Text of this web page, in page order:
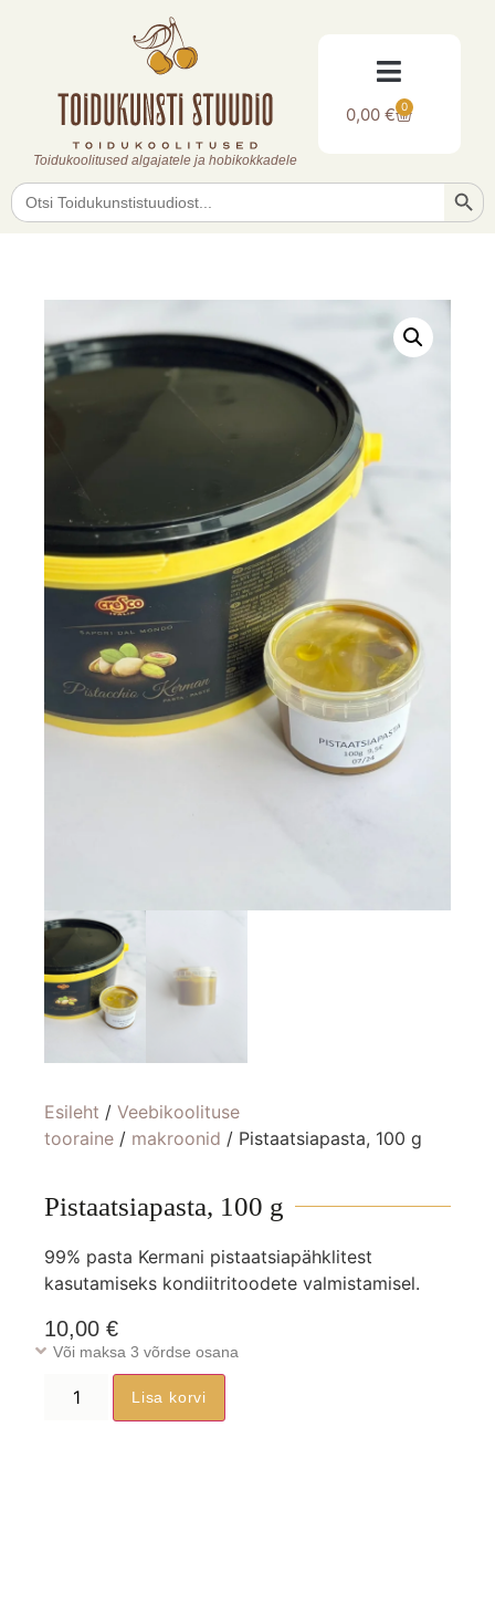
Toidukoolitused algajatele ja hobikokkadele
0,00€ 0
Search
for:
Esileht / Veebikoolituse
tooraine / makroonid / Pistaatsiapasta, 100 g
Pistaatsiapasta, 100 g
99% pasta Kermani pistaatsiapähklitest
kasutamiseks kondiitritoodete valmistamisel.
10,00 €
Või maksa 3 võrdse osana
Lisa korvi